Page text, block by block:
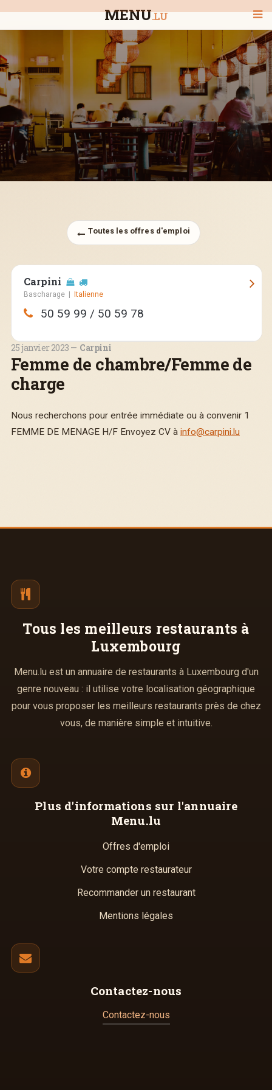
MENU.LU
BIENVENUE
TOUS LES RESTAURANTS
RECHERCHER UN RESTAURANT
Toutes les offres d'emploi
Carpini
Bascharage
Italienne
50 59 99 / 50 59 78
25 janvier 2023 Carpini
Femme de chambre/Femme de
charge
Nous recherchons pour entrée immédiate ou à convenir 1
FEMME DE MENAGE H/F Envoyez CV à info@carpini.lu
Tous les meilleurs restaurants à
Luxembourg
Menu.lu est un annuaire de restaurants à Luxembourg d'un
genre nouveau : il utilise votre localisation géographique
pour vous proposer les meilleurs restaurants près de chez
vous, de manière simple et intuitive.
Plus d'informations sur l'annuaire
Menu.lu
Offres d'emploi
Votre compte restaurateur
Recommander un restaurant
Mentions légales
Contactez-nous
Contactez-nous